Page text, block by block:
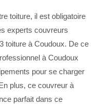
toiture, il est obligatoire
experts couvreurs
toiture à Coudoux. De ce
à Coudoux
pour se charger
plus, ce couvreur à
parfait dans ce